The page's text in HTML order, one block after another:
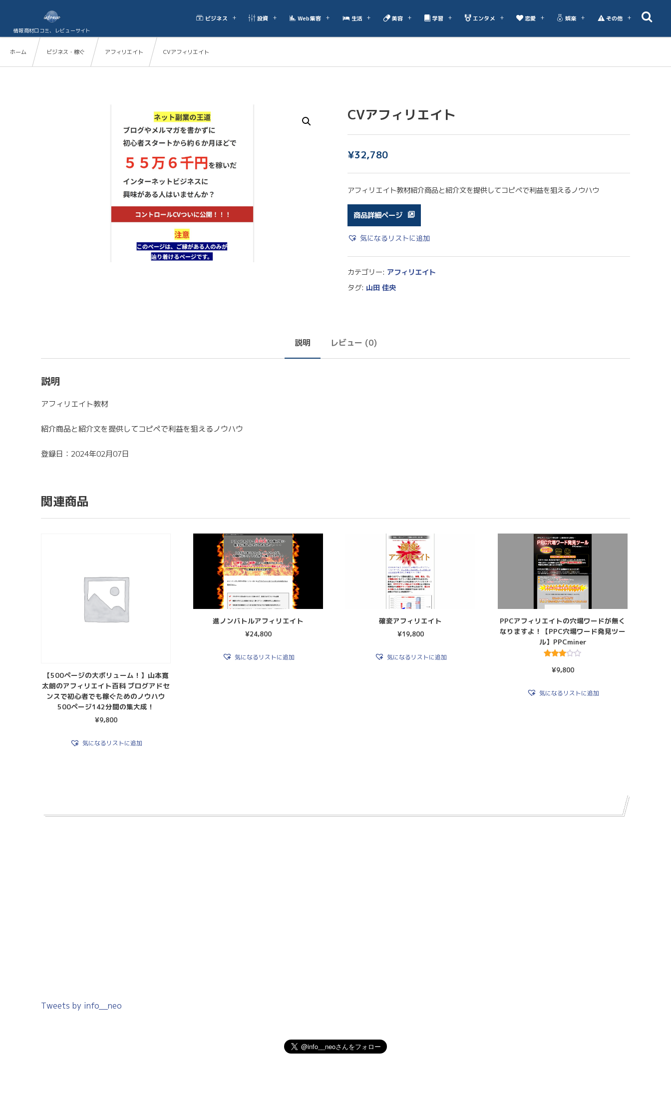
情報商材口コミ、レビューサイト
ビジネス 投資 Web集客 生活 美容 学習 エンタメ 恋愛 娯楽 その他
ホーム ビジネス・稼ぐ アフィリエイト CVアフィリエイト
CVアフィリエイト
¥32,780
アフィリエイト教材紹介商品と紹介文を提供してコピペで利益を狙えるノウハウ
商品詳細ページ
気になるリストに追加
カテゴリー: アフィリエイト
タグ: 山田 佳央
説明 レビュー (0)
説明
アフィリエイト教材
紹介商品と紹介文を提供してコピペで利益を狙えるノウハウ
登録日：2024年02月07日
関連商品
【500ページの大ボリューム！】山本寛
太朗のアフィリエイト百科 ブログアドセ
ンスで初心者でも稼ぐためのノウハウ
500ページ142分間の集大成！
¥9,800
気になるリストに追加
進ノンバトルアフィリエイト
¥24,800
気になるリストに追加
確変アフィリエイト
¥19,800
気になるリストに追加
PPCアフィリエイトの穴場ワードが無く
なりますよ！【PPC穴場ワード発見ツー
ル】PPCminer
¥9,800
気になるリストに追加
Tweets by info__neo